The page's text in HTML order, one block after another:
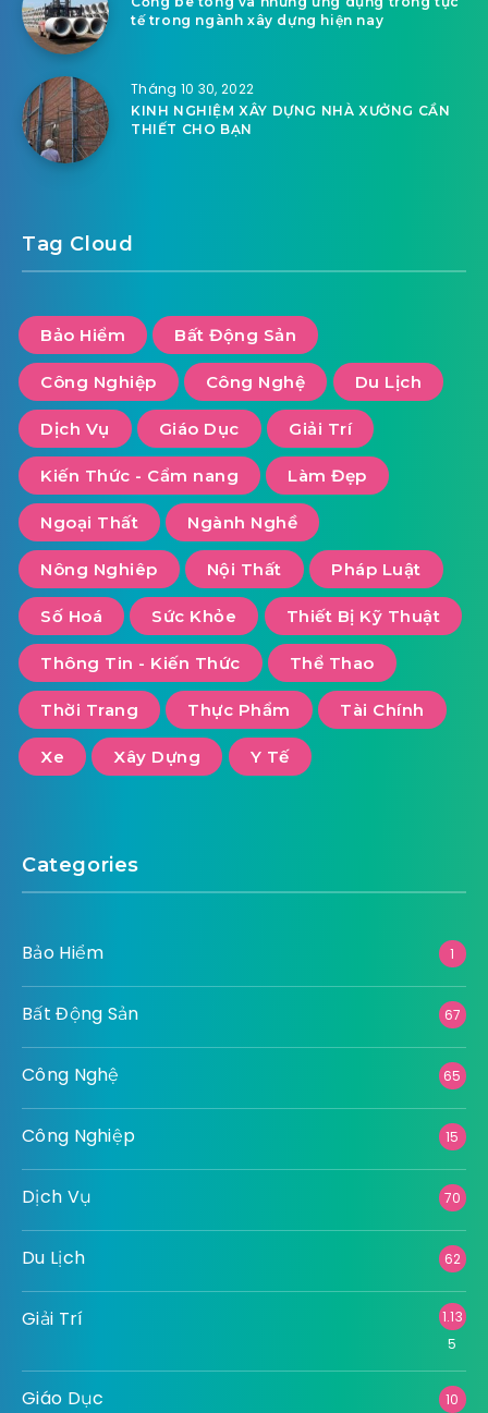
tế trong ngành xây dựng hiện nay
Tháng 10 30, 2022
KINH NGHIỆM XÂY DỰNG NHÀ XƯỞNG CẦN
THIẾT CHO BẠN
Tag Cloud
Bảo Hiểm Bất Động Sản
Công Nghiệp Công Nghệ Du Lịch
Dịch Vụ Giáo Dục Giải Trí
Kiến Thức - Cẩm nang Làm Đẹp
Ngoại Thất Ngành Nghề
Nông Nghiêp Nội Thất Pháp Luật
Số Hoá Sức Khỏe Thiết Bị Kỹ Thuật
Thông Tin - Kiến Thức Thể Thao
Thời Trang Thực Phẩm Tài Chính
Xe Xây Dựng Y Tế
Categories
Bảo Hiểm 1
Bất Động Sản 67
Công Nghệ 65
Công Nghiệp 15
Dịch Vụ 70
Du Lịch 62
Giải Trí
1.13
5
Giáo Dục 10